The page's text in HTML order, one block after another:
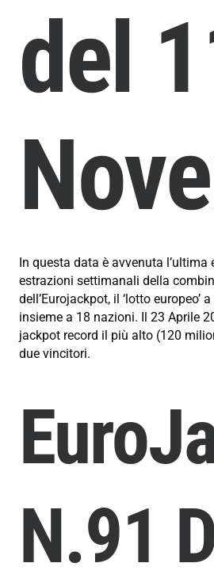
del
In questa data è avvenuta
estrazioni settimanali della
dell’Eurojackpot, il ‘lotto europeo’
insieme a 18 nazioni. Il 23 Aprile
jackpot record il più alto (120
due vincitori.
N.91